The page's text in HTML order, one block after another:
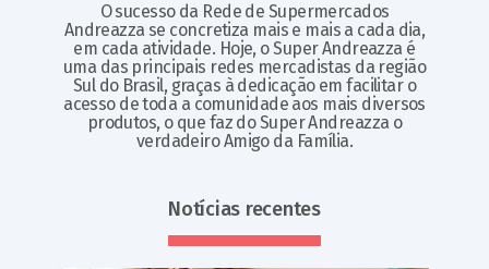
O sucesso da Rede de Supermercados
Andreazza se concretiza mais e mais a cada dia,
em cada atividade. Hoje, o Super Andreazza é
uma das principais redes mercadistas da região
Sul do Brasil, graças à dedicação em facilitar o
acesso de toda a comunidade aos mais diversos
produtos, o que faz do Super Andreazza o
verdadeiro Amigo da Família.
Notícias recentes